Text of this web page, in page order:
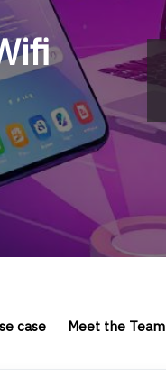
case Meet the Team